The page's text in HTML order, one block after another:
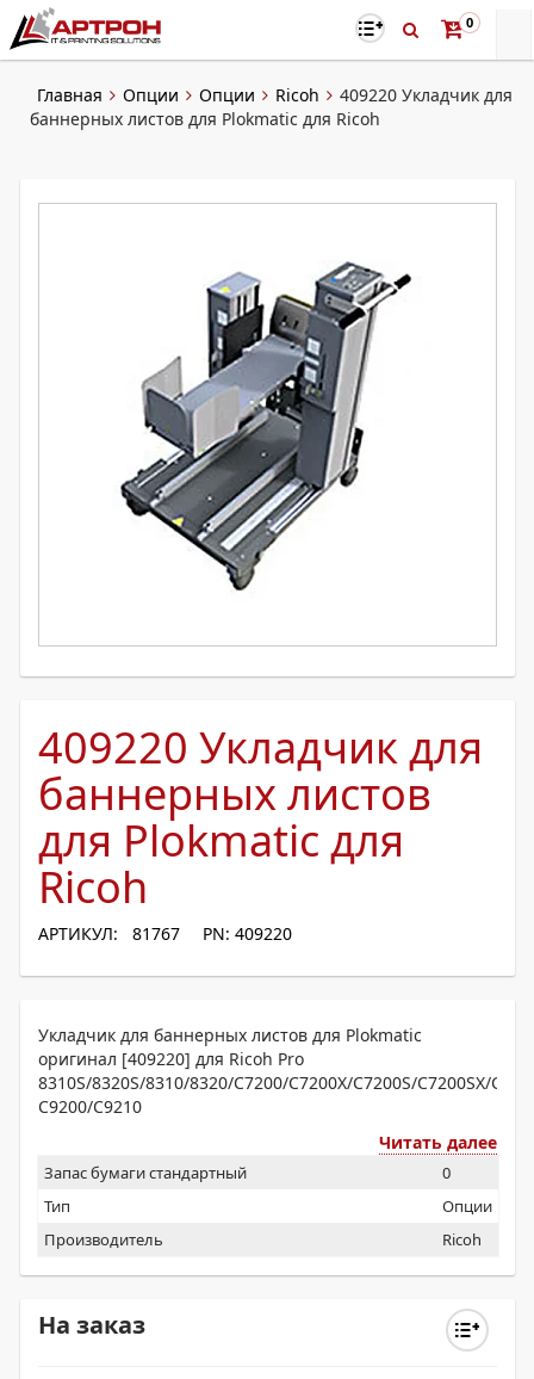
0
Главная Опции Опции Ricoh
409220 Укладчик для
баннерных листов для Plokmatic для Ricoh
409220 Укладчик для
баннерных листов
для Plokmatic для
Ricoh
АРТИКУЛ: 81767 PN: 409220
Укладчик для баннерных листов для Plokmatic
оригинал [409220] для Ricoh Pro
8310S/8320S/8310/8320/C7200/C7200X/C7200S/C7200SX/
С9200/С9210
Читать далее
Запас бумаги стандартный
0
Тип
Опции
Производитель
Ricoh
На заказ